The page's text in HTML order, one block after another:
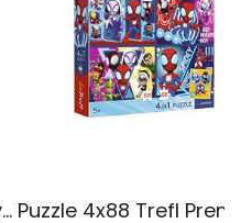
Puzzle 10w1 Dzielna drużyna Psiego Patrolu 96012